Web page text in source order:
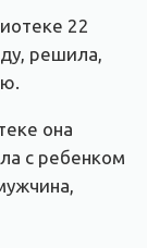
22
решила,
она
с ребенком